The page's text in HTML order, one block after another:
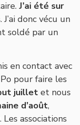
J’ai été sur
. J’ai donc vécu un
soldé par un
en contact avec
pour faire les
juillet et nous
d’août,
. Les associations